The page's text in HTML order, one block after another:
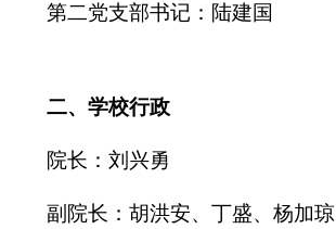
第二党支部书记：陆建国
二、学校行政
院长：刘兴勇
副院长：胡洪安、 丁盛、杨加琼